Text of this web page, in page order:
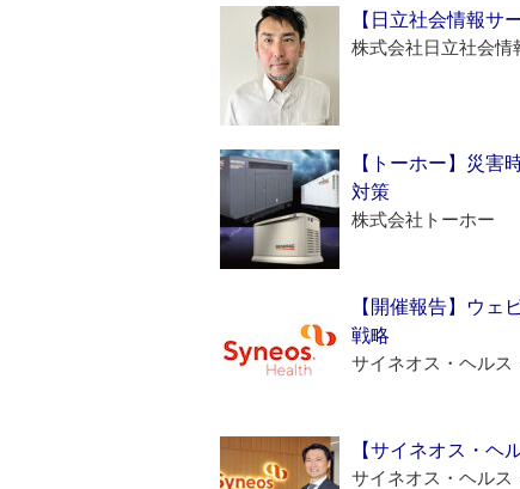
【日立社会情報サ
株式会社日立社会情
【トーホー】災
対策
株式会社トーホー
【開催報告】ウェ
戦略
サイネオス・ヘルス
【サイネオス・
サイネオス・ヘルス